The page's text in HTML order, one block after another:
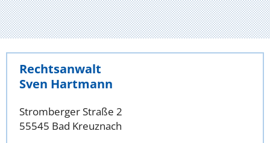
Rechtsanwalt
Sven Hartmann
Stromberger Straße 2
55545 Bad Kreuznach